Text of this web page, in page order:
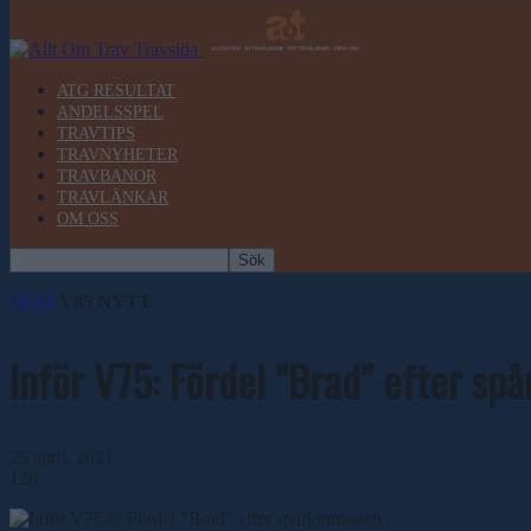
ATG RESULTAT
ANDELSSPEL
TRAVTIPS
TRAVNYHETER
TRAVBANOR
TRAVLÄNKAR
OM OSS
HEM V85 NYTT
Inför V75: Fördel ”Brad” efter
23 april, 2021
126